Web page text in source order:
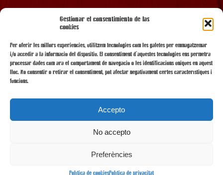
Gestionar el consentimiento de las
cookies
Per oferir les millors experiències, utilitzem tecnologies com les galetes per emmagatzemar
i/o accedir a la informació del dispositiu. El consentiment d'aquestes tecnologies ens permetrà
processar dades com ara el comportament de navegació o les identificacions úniques en aquest
lloc. No consentir o retirar el consentiment, pot afectar negativament certes característiques i
funcions.
Accepto
No accepto
Preferències
Política de cookiesPolítica de privacitat
AMB EL SUPORT
AMB LA COL·LABORACIÓ